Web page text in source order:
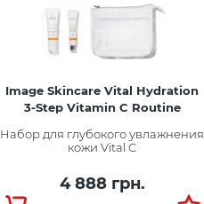
Image Skincare Vital Hydration
3-Step Vitamin C Routine
Набор для глубокого увлажнения
кожи Vital C
4 888 грн.